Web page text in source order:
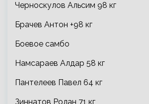
Черноскулов Альсим 98 кг
Брачев Антон +98 кг
Боевое самбо
Намсараев Алдар 58 кг
Пантелеев Павел 64 кг
Зиннатов Ролан 71 кг